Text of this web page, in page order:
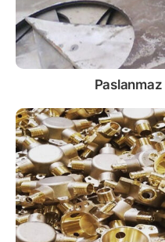
Paslanmaz